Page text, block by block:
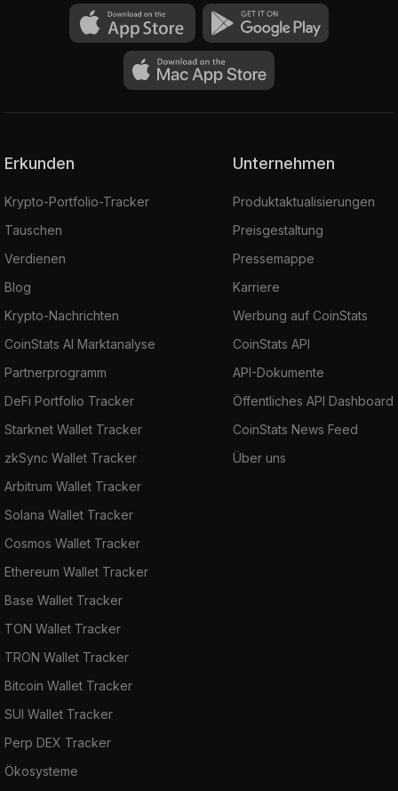
Erkunden
Krypto-Portfolio-Tracker
Tauschen
Verdienen
Blog
Krypto-Nachrichten
CoinStats AI Marktanalyse
Partnerprogramm
DeFi Portfolio Tracker
Starknet Wallet Tracker
zkSync Wallet Tracker
Arbitrum Wallet Tracker
Solana Wallet Tracker
Cosmos Wallet Tracker
Ethereum Wallet Tracker
Base Wallet Tracker
TON Wallet Tracker
TRON Wallet Tracker
Bitcoin Wallet Tracker
SUI Wallet Tracker
Perp DEX Tracker
Ökosysteme
Unternehmen
Produktaktualisierungen
Preisgestaltung
Pressemappe
Karriere
Werbung auf CoinStats
CoinStats API
API-Dokumente
Öffentliches API Dashboard
CoinStats News Feed
Über uns